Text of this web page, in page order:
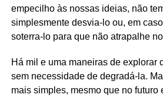
empecilho às nossas ideias, não
simplesmente desvia-lo ou, em
soterra-lo para que não atrapalhe
Há mil e uma maneiras de explorar
sem necessidade de degradá-la.
mais simples, mesmo que no futuro